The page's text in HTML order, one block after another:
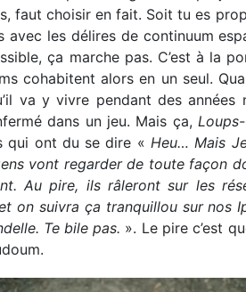
faut choisir en fait. Soit tu es
avec les délires de continuum
ça marche pas. C’est à la
cohabitent alors en un seul.
va y vivre pendant des années
dans un jeu. Mais ça,
qui ont du se dire « Heu… Mais
vont regarder de toute façon
Au pire, ils râleront sur les
on suivra ça tranquillou sur nos
Te bile pas. ». Le pire c’est